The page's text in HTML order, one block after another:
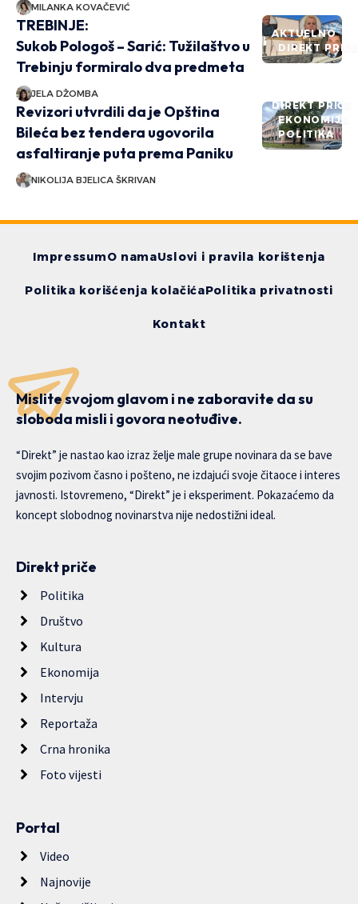
MILANKA KOVAČEVIĆ
AKTUELNO
DIREKT PRIČE
TREBINJE:
Sukob Pologoš – Sarić: Tužilaštvo u
Trebinju formiralo dva predmeta
JELA DŽOMBA
DIREKT PRIČE
EKONOMIJA
POLITIKA
Revizori utvrdili da je Opština
Bileća bez tendera ugovorila
asfaltiranje puta prema Paniku
NIKOLIJA BJELICA ŠKRIVAN
ImpressumO namaUslovi i pravila korištenja
Politika korišćenja kolačićaPolitika privatnosti
Kontakt
Mislite svojom glavom i ne zaboravite da su
sloboda misli i govora neotuđive.
“Direkt” je nastao kao izraz želje male grupe novinara da se bave
svojim pozivom časno i pošteno, ne izdajući svoje čitaoce i interes
javnosti. Istovremeno, “Direkt” je i eksperiment. Pokazaćemo da
koncept slobodnog novinarstva nije nedostižni ideal.
Direkt priče
Politika
Društvo
Kultura
Ekonomija
Intervju
Reportaža
Crna hronika
Foto vijesti
Portal
Video
Najnovije